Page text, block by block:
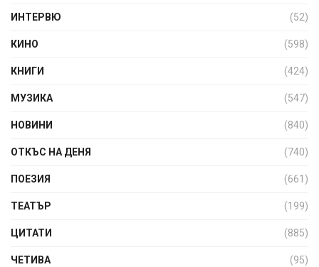
ИНТЕРВЮ (52)
КИНО (598)
КНИГИ (424)
МУЗИКА (547)
НОВИНИ (840)
ОТКЪС НА ДЕНЯ (740)
ПОЕЗИЯ (661)
ТЕАТЪР (199)
ЦИТАТИ (885)
ЧЕТИВА (95)